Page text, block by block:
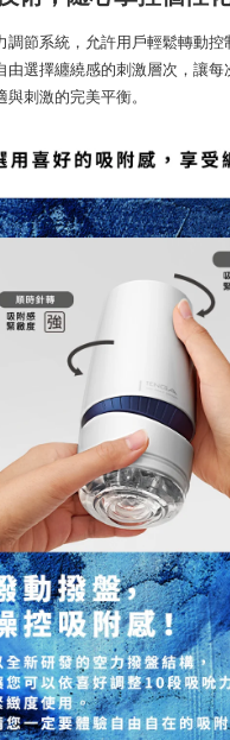
調節系統，允許用戶輕鬆轉動
由選擇纏繞感的刺激層次，讓
刺激的完美平衡。